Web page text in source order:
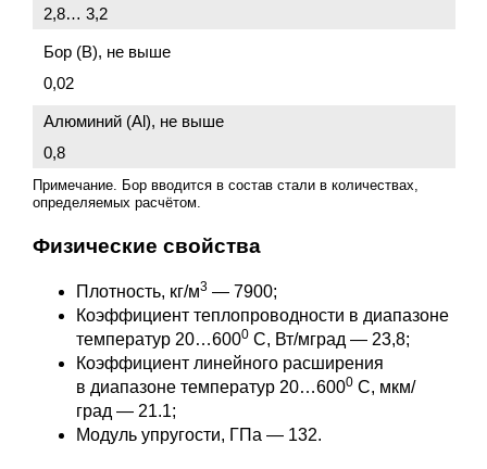
2,8… 3,2
Бор (В), не выше
0,02
Алюминий (Al), не выше
0,8
Примечание. Бор вводится в состав стали в количествах,
определяемых расчётом.
Физические свойства
Плотность, кг/м3— 7900;
Коэффициент теплопроводности в диапазоне
температур 20…6000С, Вт/мград — 23,8;
Коэффициент линейного расширения
в диапазоне температур 20…6000С, мкм/
град — 21.1;
Модуль упругости, ГПа — 132.